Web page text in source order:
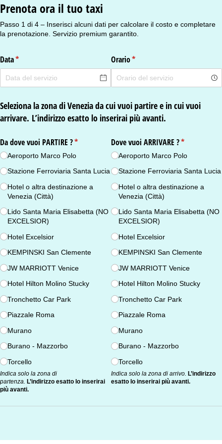
Prenota ora il tuo taxi
Passo 1 di 4 – Inserisci alcuni dati per calcolare il costo e completare
la prenotazione. Servizio premium garantito.
Data*
(richiesto) Orario*
(richiesto)
Seleziona la zona di Venezia da cui vuoi partire e in cui vuoi
arrivare. L’indirizzo esatto lo inserirai più avanti.
Da dove vuoi PARTIRE ?*
(richiesto)
Aeroporto Marco Polo
Stazione Ferroviaria Santa Lucia
Hotel o altra destinazione a
Venezia (Città)
Lido Santa Maria Elisabetta (NO
EXCELSIOR)
Hotel Excelsior
KEMPINSKI San Clemente
JW MARRIOTT Venice
Hotel Hilton Molino Stucky
Tronchetto Car Park
Piazzale Roma
Murano
Burano - Mazzorbo
Torcello
Indica solo la zona di
partenza. L’indirizzo esatto lo inserirai
più avanti.
Dove vuoi ARRIVARE ?*
(richiesto)
Aeroporto Marco Polo
Stazione Ferroviaria Santa Lucia
Hotel o altra destinazione a
Venezia (Città)
Lido Santa Maria Elisabetta (NO
EXCELSIOR)
Hotel Excelsior
KEMPINSKI San Clemente
JW MARRIOTT Venice
Hotel Hilton Molino Stucky
Tronchetto Car Park
Piazzale Roma
Murano
Burano - Mazzorbo
Torcello
Indica solo la zona di arrivo. L’indirizzo
esatto lo inserirai più avanti.